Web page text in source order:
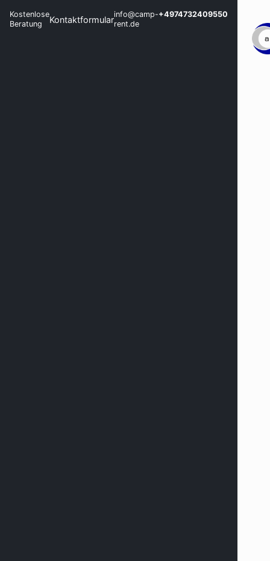
Kostenlose
Beratung
Kontaktformularinfo@camp-
rent.de
+4974732409550